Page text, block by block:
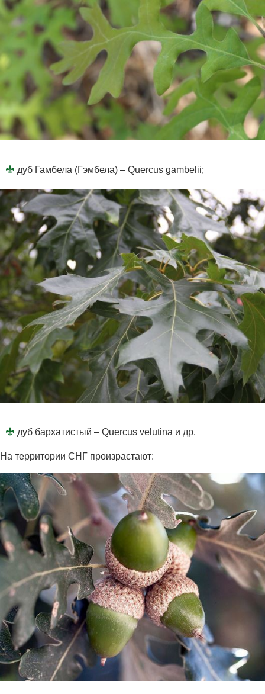
дуб Гамбела (Гэмбела) – Quercus gambelii;
дуб бархатистый – Quercus velutina и др.
На территории СНГ произрастают: